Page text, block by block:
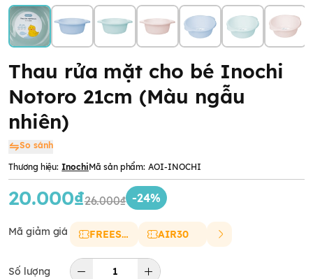
Thau rửa mặt cho bé Inochi
Notoro 21cm (Màu ngẫu
nhiên)
So sánh
Thương hiệu: InochiMã sản phẩm: AOI-INOCHI
20.000₫26.000₫ -24%
Mã giảm giá FREESHIP AIR30
Số lượng